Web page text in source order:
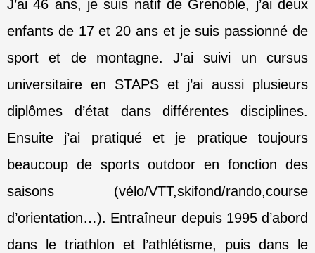
J’ai 46 ans, je suis natif de Grenoble, j’ai deux
enfants de 17 et 20 ans et je suis passionné de
sport et de montagne. J’ai suivi un cursus
universitaire en STAPS et j’ai aussi plusieurs
diplômes d’état dans différentes disciplines.
Ensuite j’ai pratiqué et je pratique toujours
beaucoup de sports outdoor en fonction des
saisons (vélo/VTT,skifond/rando,course
d’orientation…). Entraîneur depuis 1995 d’abord
dans le triathlon et l’athlétisme, puis dans le